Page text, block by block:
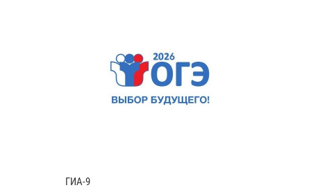
ГИА-9